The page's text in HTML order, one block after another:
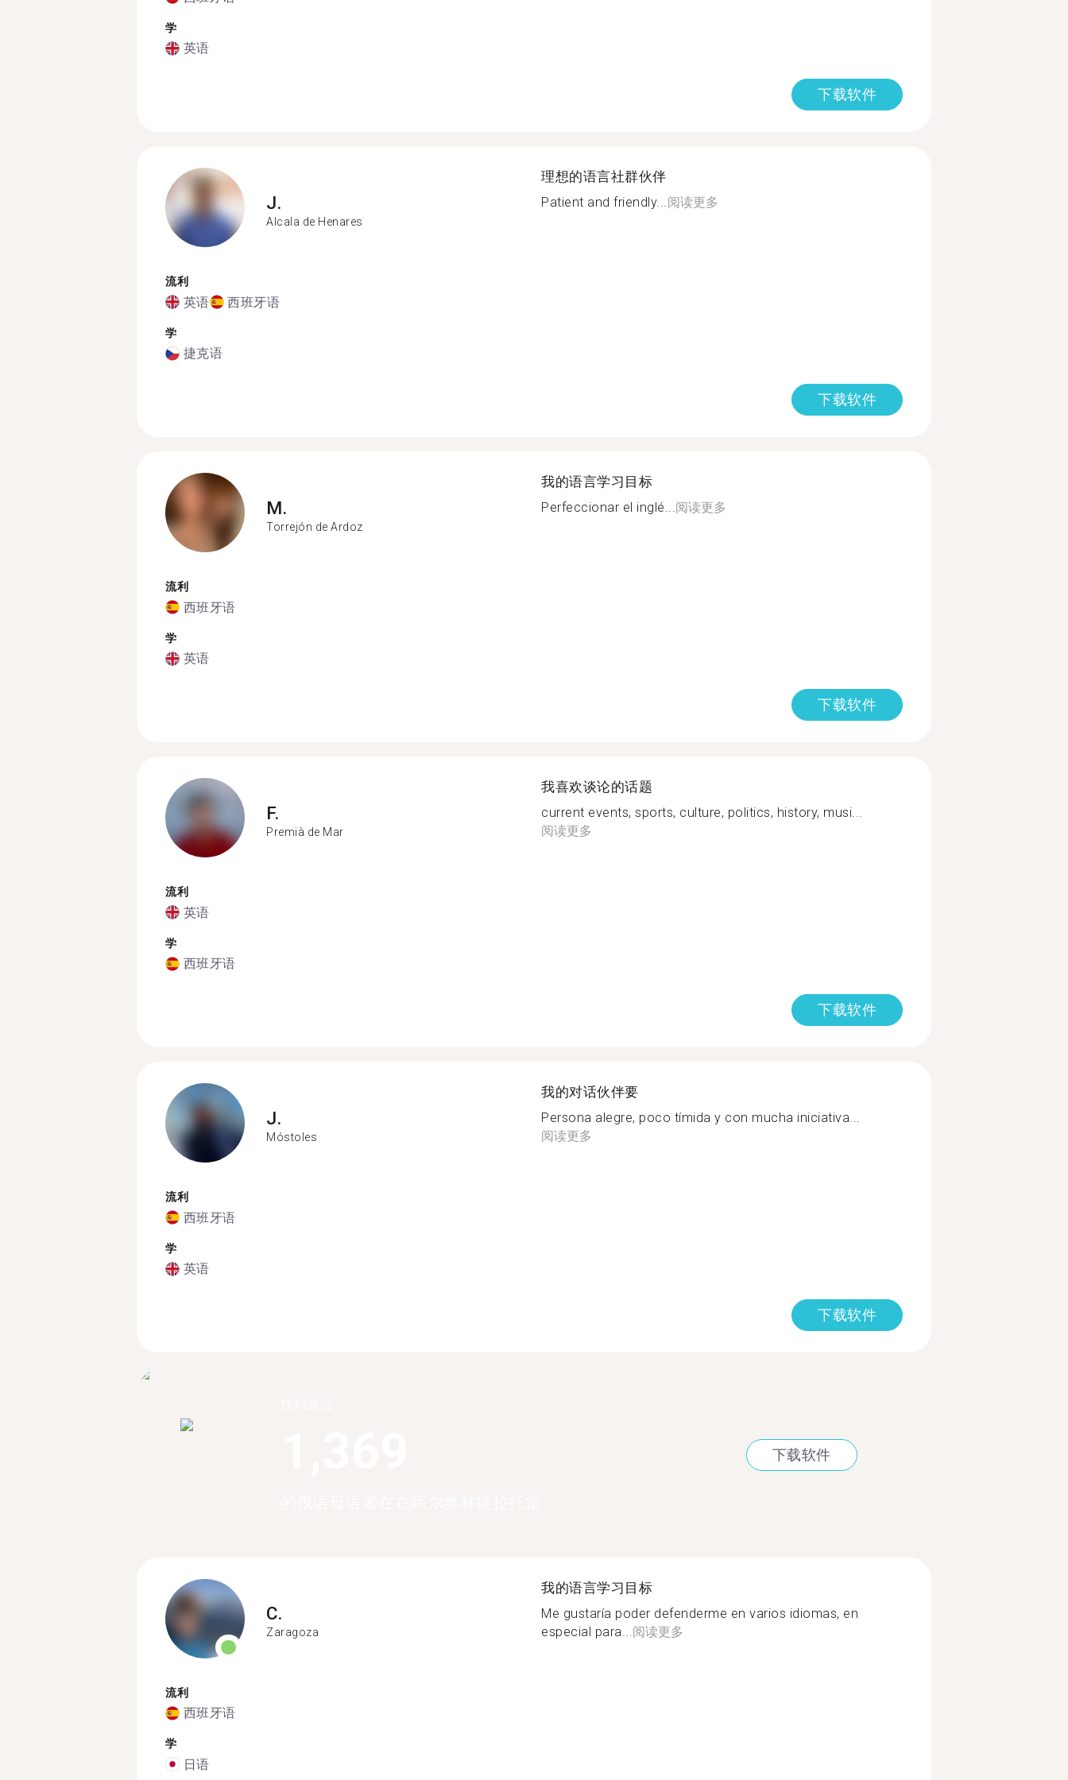
学
英语
下载软件
J.
Alcala de Henares
流利
英语 西班牙语
学
捷克语
理想的语言社群伙伴
Patient and friendly...阅读更多
下载软件
M.
Torrejón de Ardoz
流利
西班牙语
学
英语
我的语言学习目标
Perfeccionar el inglé...阅读更多
下载软件
F.
Premià de Mar
流利
英语
学
西班牙语
我喜欢谈论的话题
current events, sports, culture, politics, history, musi...
阅读更多
下载软件
J.
Móstoles
流利
西班牙语
学
英语
我的对话伙伴要
Persona alegre, poco tímida y con mucha iniciativa...
阅读更多
下载软件
下载软件
C.
Zaragoza
流利
西班牙语
学
日语
我的语言学习目标
Me gustaría poder defenderme en varios idiomas, en
especial para... 阅读更多